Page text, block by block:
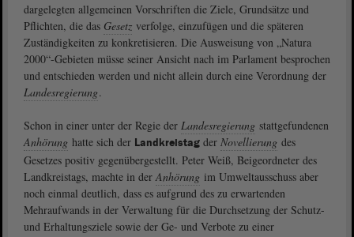
dargelegten allgemeinen Vorschriften die Ziele, Grundsätze und
Pflichten, die das Gesetz verfolge, einzufügen und die späteren
Zuständigkeiten zu konkretisieren. Die Ausweisung von „Natura
2000“-Gebieten müsse seiner Ansicht nach im Parlament besprochen
und entschieden werden und nicht allein durch eine Verordnung der
Landesregierung.
Schon in einer unter der Regie der Landesregierung stattgefundenen
Anhörung hatte sich der Landkreistag der Novellierung des
Gesetzes positiv gegenübergestellt. Peter Weiß, Beigeordneter des
Landkreistags, machte in der Anhörung im Umweltausschuss aber
noch einmal deutlich, dass es aufgrund des zu erwartenden
Mehraufwands in der Verwaltung für die Durchsetzung der Schutz-
und Erhaltungsziele sowie der Ge- und Verbote zu einer